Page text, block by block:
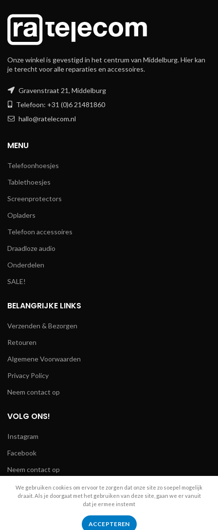
Onze winkel is gevestigd in het centrum van Middelburg. Hier kan
je terecht voor alle reparaties en accessoires.
Gravenstraat 21, Middelburg
Telefoon: +31 (0)6 21481860
hallo@ratelecom.nl
MENU
Telefoonhoesjes
Tablethoesjes
Screenprotectors
Opladers
Telefoon accessoires
Draadloze audio
Onderdelen
SALE!
BELANGRIJKE LINKS
Verzenden & Bezorgen
Retouren
Algemene Voorwaarden
Privacy Policy
Neem contact op
VOLG ONS!
Instagram
Facebook
Neem contact op
R.A. Telecom 2024
We gebruiken cookies om ervoor te zorgen dat onze site zo soepel mogelijk
draait. Als je doorgaat met het gebruiken van deze site, gaan we er vanuit
dat je ermee instemt
ACCEPTEREN